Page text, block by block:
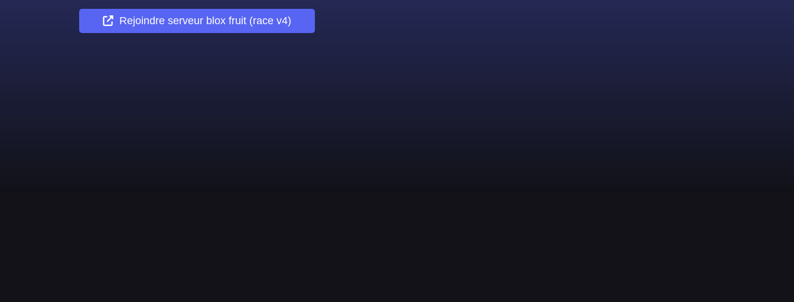
Rejoindreserveur blox fruit (race v4)